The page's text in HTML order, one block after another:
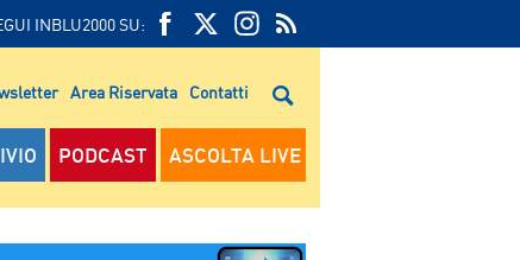
INBLU2000 SU:
FEED
RSS
RSS
Area Riservata Contatti
PODCAST ASCOLTA LIVE